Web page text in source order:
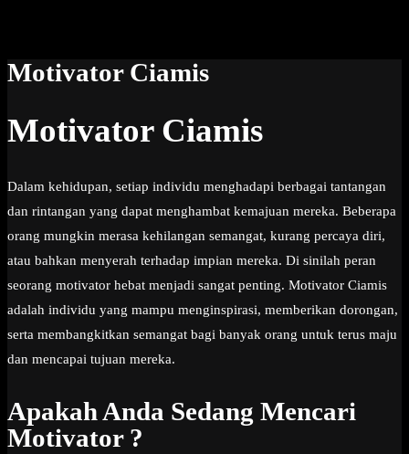
Motivator Ciamis
Motivator Ciamis
Dalam kehidupan, setiap individu menghadapi berbagai tantangan
dan rintangan yang dapat menghambat kemajuan mereka. Beberapa
orang mungkin merasa kehilangan semangat, kurang percaya diri,
atau bahkan menyerah terhadap impian mereka. Di sinilah peran
seorang motivator hebat menjadi sangat penting. Motivator Ciamis
adalah individu yang mampu menginspirasi, memberikan dorongan,
serta membangkitkan semangat bagi banyak orang untuk terus maju
dan mencapai tujuan mereka.
Apakah Anda Sedang Mencari
Motivator ?